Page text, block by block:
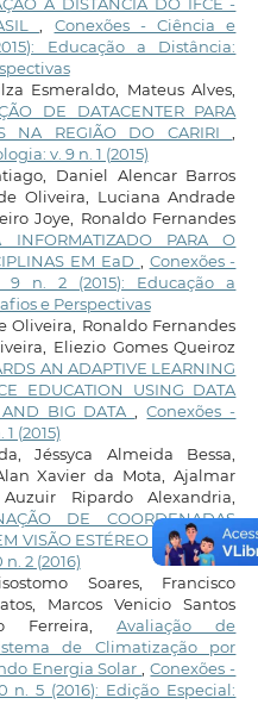
A DISTÂNCIA DO IFCE -
, Conexões - Ciência e
Educação a Distância:
Esmeraldo, Mateus Alves,
DE DATACENTER PARA
NA REGIÃO DO CARIRI,
v. 9 n. 1 (2015)
Daniel Alencar Barros
Oliveira, Luciana Andrade
Joye, Ronaldo Fernandes
INFORMATIZADO PARA O
EM EaD , Conexões -
9 n. 2 (2015): Educação a
e Perspectivas
Oliveira, Ronaldo Fernandes
Eliezio Gomes Queiroz
AN ADAPTIVE LEARNING
EDUCATION USING DATA
AND BIG DATA,Conexões -
(2015)
Jéssyca Almeida Bessa,
Xavier da Mota, Ajalmar
Ripardo Alexandria,
DE COORDENADAS
VISÃO ESTÉREO
Conexões
2 (2016)
Soares, Francisco
Marcos Venicio Santos
Ferreira,Avaliação de
de Climatização por
Energia Solar,Conexões -
n. 5 (2016): Edição Especial: